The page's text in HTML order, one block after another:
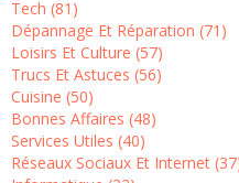
Tech (81)
Dépannage Et Réparation (71)
Loisirs Et Culture (57)
Trucs Et Astuces (56)
Cuisine (50)
Bonnes Affaires (48)
Services Utiles (40)
Réseaux Sociaux Et Internet